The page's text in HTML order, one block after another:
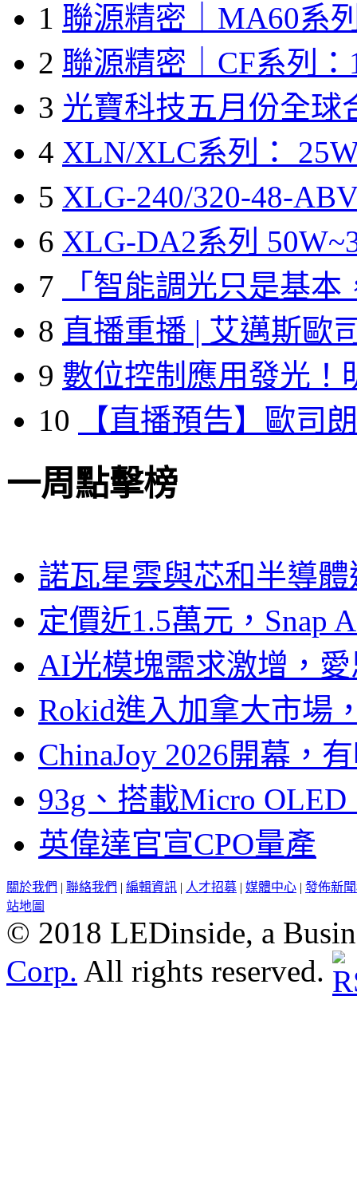
1 聯源精密｜MA60系
2 聯源精密｜CF系列：
3 光寶科技五月份全球
4 XLN/XLC系列：
5 XLG-240/320-48-
6 XLG-DA2系列
7
「智能調光只是基本
8 直播重播 | 艾邁斯歐
9 數位控制應用發光！
10
【直播預告】歐司
一周點擊榜
諾瓦星雲與芯和半導
定價近1.5萬元，Snap
AI光模塊需求激增，
Rokid進入加拿大市場
ChinaJoy 2026開幕，
93g、搭載Micro
英偉達官宣CPO量產
關於我們 | 聯絡我們 | 編輯資訊 | 人才招募 | 媒體中心 | 發佈新
站地圖
© 2018 LEDinside, a
Corp. All rights reserved.